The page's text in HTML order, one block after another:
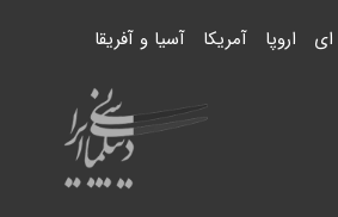
اروپا آمریکا آسیا و آفریقا